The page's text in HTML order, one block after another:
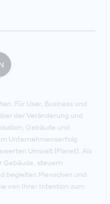
Für User, Business und
der Veränderung und
Gebäude und
Unternehmenserfolg
Umwelt (Planet). Als
Gebäude, steuern
begleiten Menschen und
von Ihrer Intention zum